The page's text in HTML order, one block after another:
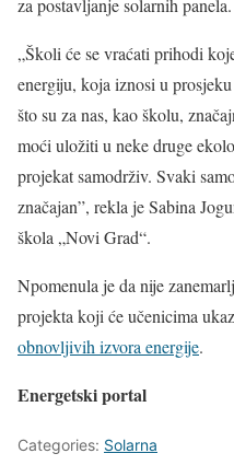
za postavljanje solarnih panela.
„Školi će se vraćati prihodi
energiju, koja iznosi u
što su za nas, kao školu,
moći uložiti u neke druge
projekat samodrživ. Svaki
značajan”, rekla je Sabina
škola „Novi Grad“.
Npomenula je da nije
projekta koji će učenicima
obnovljivih izvora energije.
Energetski portal
Categories: Solarna